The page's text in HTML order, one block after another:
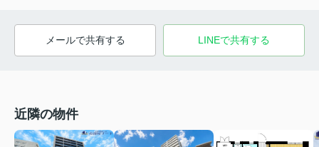
メールで共有する LINEで共有する
近隣の物件